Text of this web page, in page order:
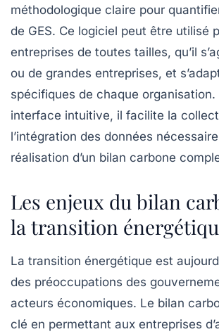
méthodologique claire pour
de GES. Ce logiciel peut être utilisé
entreprises de toutes tailles, qu’il
ou de grandes entreprises, et
spécifiques de chaque organisation.
interface intuitive, il facilite la
l’intégration des données
réalisation d’un bilan carbone
Les enjeux du bilan
la transition
La transition énergétique est
des préoccupations des
acteurs économiques. Le bilan
clé en permettant aux entreprises